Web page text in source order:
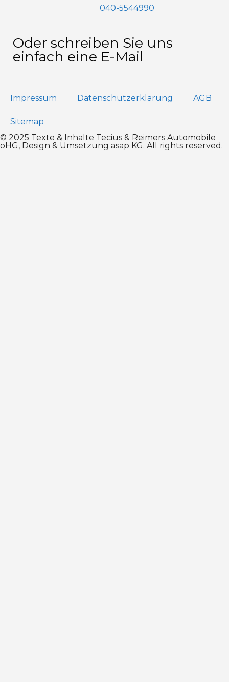
040-5544990
Oder schreiben Sie uns
einfach eine E-Mail
Impressum Datenschutz­erklärung AGB
Sitemap
© 2025 Texte & Inhalte Tecius & Reimers Automobile
oHG, Design & Umsetzung asap KG. All rights reserved.